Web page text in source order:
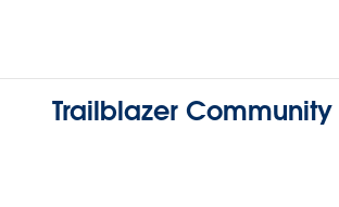
Trailblazer Community